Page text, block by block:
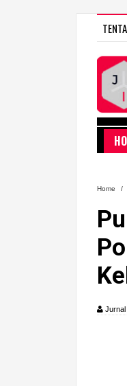
Home /
Jurnal